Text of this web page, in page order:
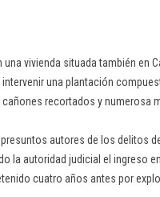
vivienda situada también en
una plantación
recortados y numerosa
autores de los delitos
la autoridad judicial el ingreso
cuatro años antes por